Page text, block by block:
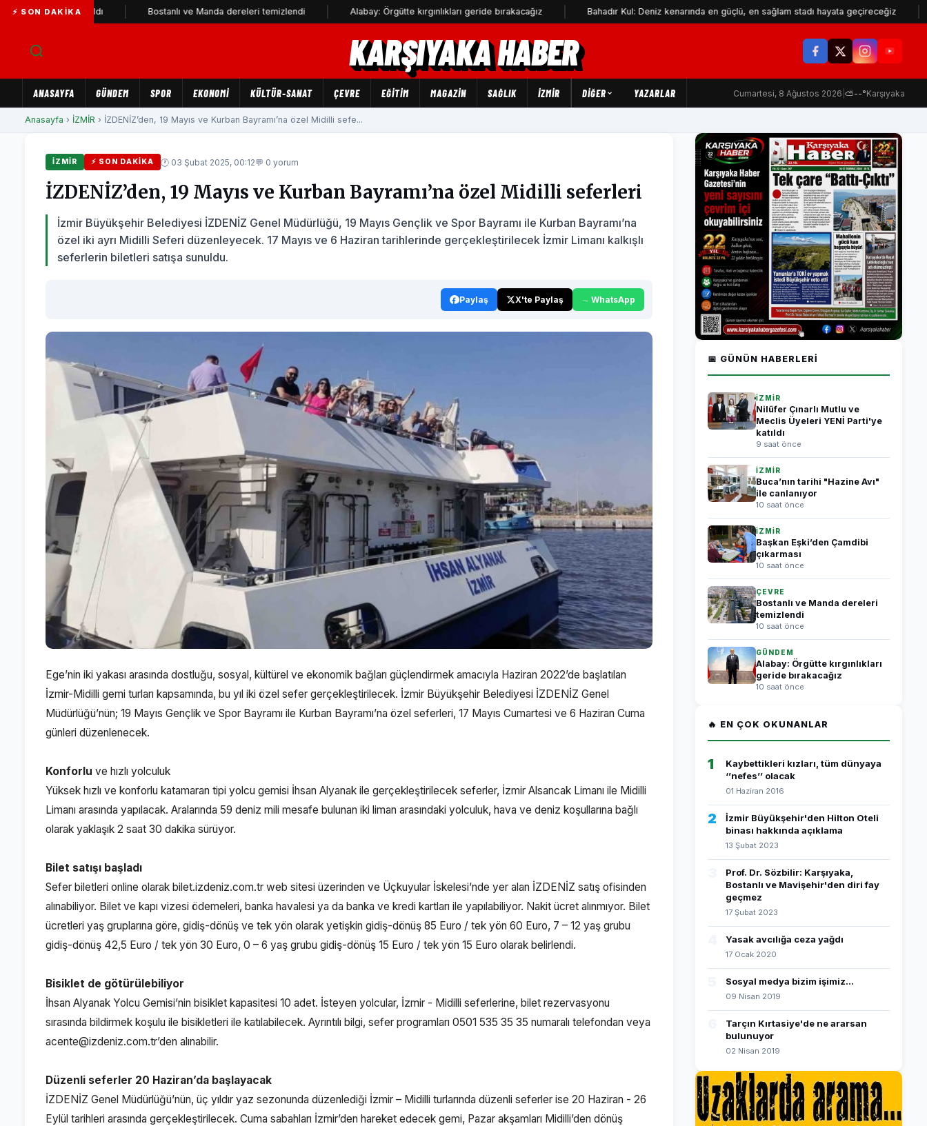
⚡ SON DAKIKA
katıldı Bostanlı ve Manda dereleri temizlendi Alabay: Örgütte kırgınlıkları geride bırakacağız Bahadır Kul: Deniz kenarında en güçlü, en sağlam stadı hayata geçireceğiz Makine
KARŞIYAKA HABER
ANASAYFA GÜNDEM SPOR EKONOMİ KÜLTÜR-SANAT ÇEVRE EĞİTİM MAGAZİN SAĞLIK İZMİR DIĞER YAZARLAR Cumartesi, 8 Ağustos 2026 ⛅--°Karşıyaka
Anasayfa › İZMİR › İZDENİZ’den, 19 Mayıs ve Kurban Bayramı’na özel Midilli sefe...
İZMİR ⚡ SON DAKIKA 🕐 03 Şubat 2025, 00:12💬 0 yorum
İZDENİZ’den, 19 Mayıs ve Kurban Bayramı’na özel Midilli seferleri
İzmir Büyükşehir Belediyesi İZDENİZ Genel Müdürlüğü, 19 Mayıs Gençlik ve Spor Bayramı ile Kurban Bayramı’na
özel iki ayrı Midilli Seferi düzenleyecek. 17 Mayıs ve 6 Haziran tarihlerinde gerçekleştirilecek İzmir Limanı kalkışlı
seferlerin biletleri satışa sunuldu.
Paylaş X'te Paylaş WhatsApp
Ege’nin iki yakası arasında dostluğu, sosyal, kültürel ve ekonomik bağları güçlendirmek amacıyla Haziran 2022’de başlatılan
İzmir-Midilli gemi turları kapsamında, bu yıl iki özel sefer gerçekleştirilecek. İzmir Büyükşehir Belediyesi İZDENİZ Genel
Müdürlüğü’nün; 19 Mayıs Gençlik ve Spor Bayramı ile Kurban Bayramı’na özel seferleri, 17 Mayıs Cumartesi ve 6 Haziran Cuma
günleri düzenlenecek.
Konforlu ve hızlı yolculuk
Yüksek hızlı ve konforlu katamaran tipi yolcu gemisi İhsan Alyanak ile gerçekleştirilecek seferler, İzmir Alsancak Limanı ile Midilli
Limanı arasında yapılacak. Aralarında 59 deniz mili mesafe bulunan iki liman arasındaki yolculuk, hava ve deniz koşullarına bağlı
olarak yaklaşık 2 saat 30 dakika sürüyor.
Bilet satışı başladı
Sefer biletleri online olarak bilet.izdeniz.com.tr web sitesi üzerinden ve Üçkuyular İskelesi’nde yer alan İZDENİZ satış ofisinden
alınabiliyor. Bilet ve kapı vizesi ödemeleri, banka havalesi ya da banka ve kredi kartları ile yapılabiliyor. Nakit ücret alınmıyor. Bilet
ücretleri yaş gruplarına göre, gidiş-dönüş ve tek yön olarak yetişkin gidiş-dönüş 85 Euro / tek yön 60 Euro, 7 – 12 yaş grubu
gidiş-dönüş 42,5 Euro / tek yön 30 Euro, 0 – 6 yaş grubu gidiş-dönüş 15 Euro / tek yön 15 Euro olarak belirlendi.
Bisiklet de götürülebiliyor
İhsan Alyanak Yolcu Gemisi’nin bisiklet kapasitesi 10 adet. İsteyen yolcular, İzmir - Midilli seferlerine, bilet rezervasyonu
sırasında bildirmek koşulu ile bisikletleri ile katılabilecek. Ayrıntılı bilgi, sefer programları 0501 535 35 35 numaralı telefondan veya
acente@izdeniz.com.tr’den alınabilir.
Düzenli seferler 20 Haziran’da başlayacak
İZDENİZ Genel Müdürlüğü’nün, üç yıldır yaz sezonunda düzenlediği İzmir – Midilli turlarında düzenli seferler ise 20 Haziran - 26
Eylül tarihleri arasında gerçekleştirilecek. Cuma sabahları İzmir’den hareket edecek gemi, Pazar akşamları Midilli’den dönüş
📅 GÜNÜN HABERLERI
İZMİR
Nilüfer Çınarlı Mutlu ve
Meclis Üyeleri YENİ Parti'ye
katıldı
9 saat önce
İZMİR
Buca’nın tarihi "Hazine Avı"
ile canlanıyor
10 saat önce
İZMİR
Başkan Eşki’den Çamdibi
çıkarması
10 saat önce
ÇEVRE
Bostanlı ve Manda dereleri
temizlendi
10 saat önce
GÜNDEM
Alabay: Örgütte kırgınlıkları
geride bırakacağız
10 saat önce
🔥 EN ÇOK OKUNANLAR
1
Kaybettikleri kızları, tüm dünyaya
‘’nefes’’ olacak
01 Haziran 2016
2
İzmir Büyükşehir'den Hilton Oteli
binası hakkında açıklama
13 Şubat 2023
Prof. Dr. Sözbilir: Karşıyaka,
Bostanlı ve Mavişehir'den diri fay
geçmez
17 Şubat 2023
Yasak avcılığa ceza yağdı
17 Ocak 2020
Sosyal medya bizim işimiz...
09 Nisan 2019
Tarçın Kırtasiye'de ne ararsan
bulunuyor
02 Nisan 2019